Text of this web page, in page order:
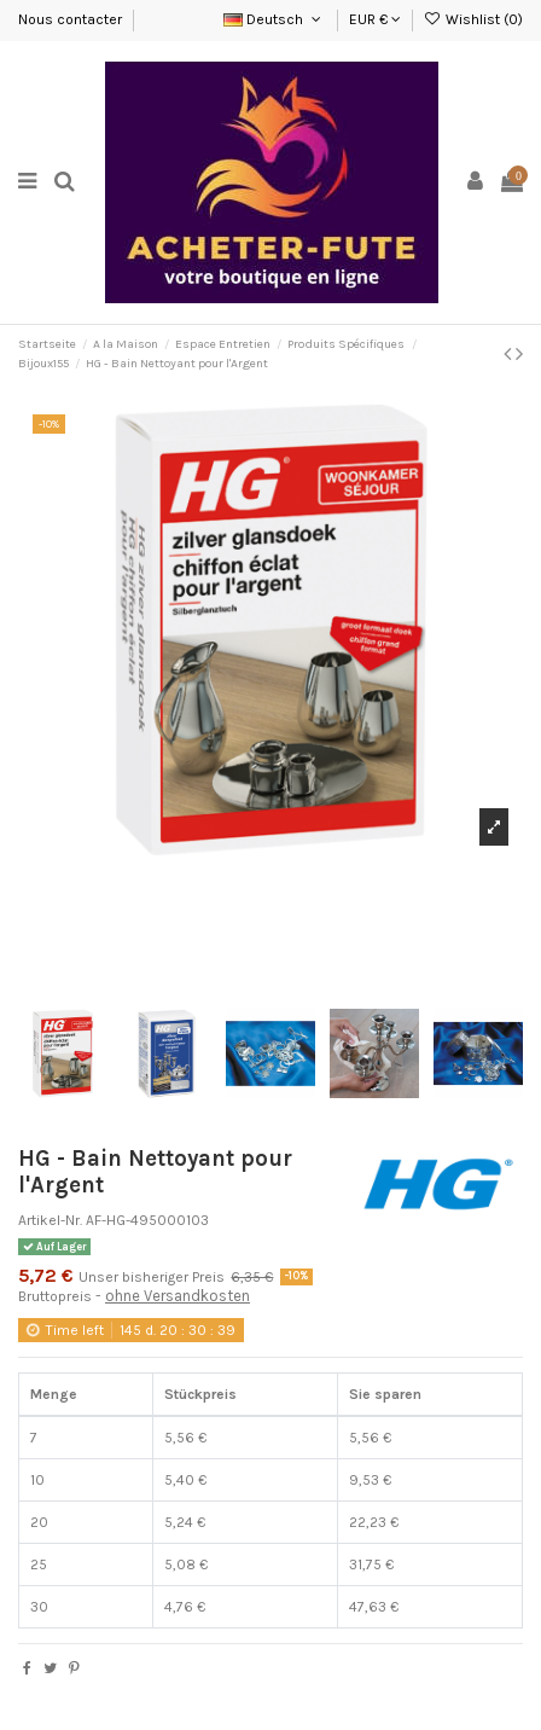
Nous contacter Deutsch EUR € Wishlist (0)
0
Startseite A la Maison Espace Entretien
Produits Spécifiques
Bijoux155
HG - Bain Nettoyant pour l'Argent
-10%
HG - Bain Nettoyant pour
l'Argent
Artikel-Nr. AF-HG-495000103
Auf Lager
5,72 € Unser bisheriger Preis 6,35 € -10%
Bruttopreis ohne Versandkosten
Time left 145 d. 20 :30 :39
Menge Stückpreis Sie sparen
7 5,56 € 5,56 €
10 5,40 € 9,53 €
20 5,24 € 22,23 €
25 5,08 € 31,75 €
30 4,76 € 47,63 €